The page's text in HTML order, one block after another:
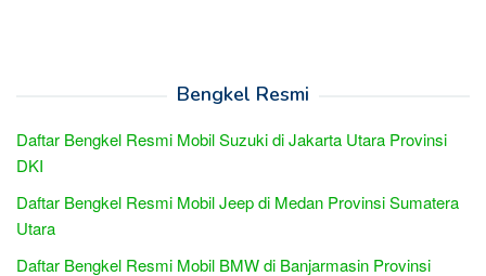
Bengkel Resmi
Daftar Bengkel Resmi Mobil Suzuki di Jakarta Utara Provinsi
DKI
Daftar Bengkel Resmi Mobil Jeep di Medan Provinsi Sumatera
Utara
Daftar Bengkel Resmi Mobil BMW di Banjarmasin Provinsi